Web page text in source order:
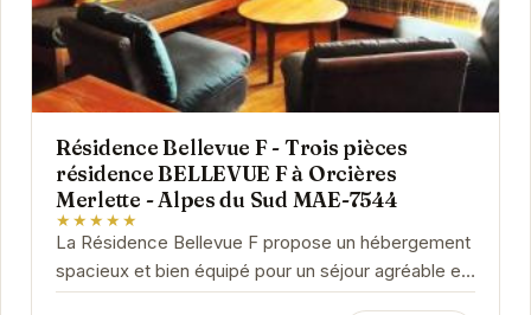
Résidence Bellevue F - Trois pièces
résidence BELLEVUE F à Orcières
Merlette - Alpes du Sud MAE-7544
★★★★★
La Résidence Bellevue F propose un hébergement
spacieux et bien équipé pour un séjour agréable en
famille ou entre amis.